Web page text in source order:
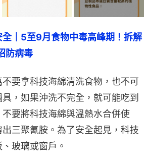
全｜5至9月食物中毒高峰期！拆解
防病毒
要拿科技海綿清洗食物，也不可
，如果沖洗不完全，就可能吃到
要將科技海綿與溫熱水合併使
三聚氰胺。為了安全起見，科技
玻璃或窗戶。